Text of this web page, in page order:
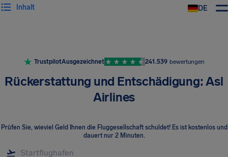
DE
Inhalt
TrustpilotAusgezeichnet 241.539 bewertungen
Rückerstattung und Entschädigung: Asl
Airlines
Prüfen Sie, wieviel Geld Ihnen die Fluggesellschaft schuldet! Es ist kostenlos und
dauert nur 2 Minuten.